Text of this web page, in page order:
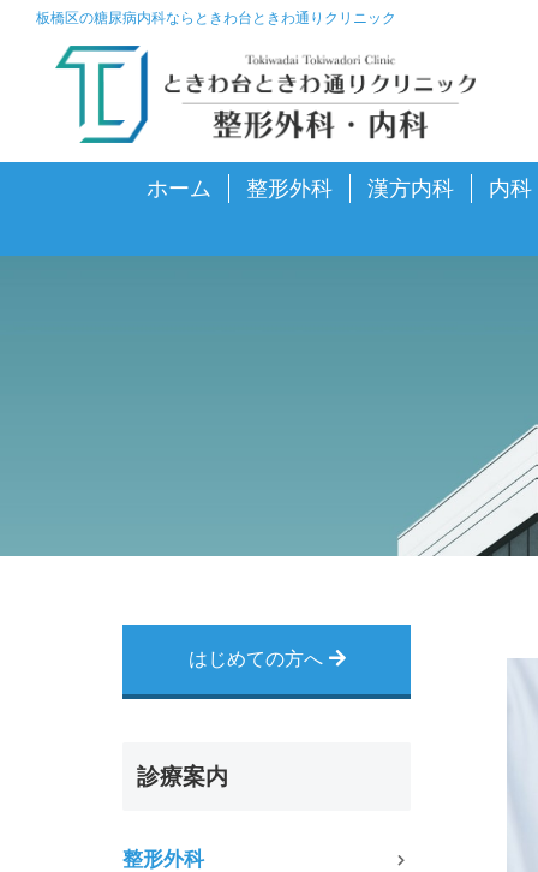
板橋区の糖尿病内科ならときわ台ときわ通りクリニック
ホーム 整形外科 漢方内科 内科
はじめての方へ
診療案内
整形外科